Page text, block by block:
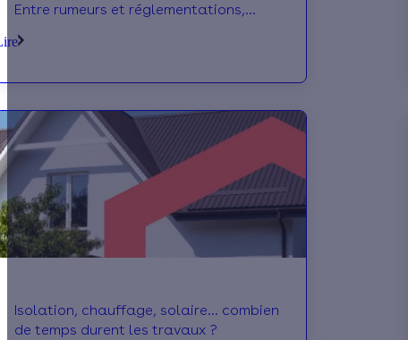
Entre rumeurs et réglementations,
d'inquiétude : on vous explique ce qui
pas) d'ici 2027 pour votre maison.
Isolation, chauffage, solaire… combien
de temps durent les travaux ?